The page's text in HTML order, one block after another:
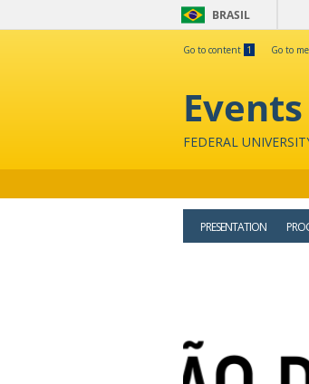
BRASIL
Go to content 1 Go to
FEDERAL
PRESENTATION